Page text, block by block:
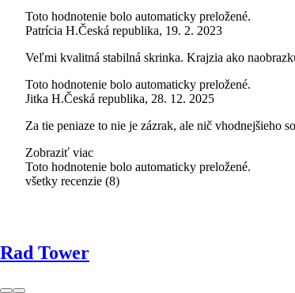
Toto hodnotenie bolo automaticky preložené.
Patrícia H.Česká republika, 19. 2. 2023
Veľmi kvalitná stabilná skrinka. Krajzia ako
Toto hodnotenie bolo automaticky preložené.
Jitka H.Česká republika, 28. 12. 2025
Za tie peniaze to nie je zázrak, ale nič vhodnejšieho
Zobraziť viac
Toto hodnotenie bolo automaticky preložené.
všetky recenzie (8)
Rad Tower